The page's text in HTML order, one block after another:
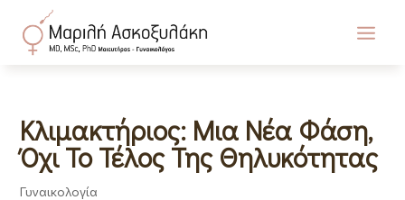
Κλιμακτήριος: Μια Νέα Φάση,
Όχι Το Τέλος Της Θηλυκότητας
Γυναικολογία